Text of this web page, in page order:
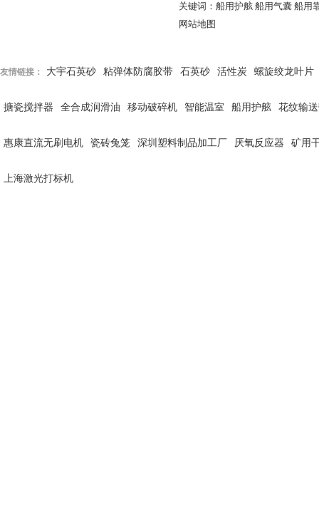
关键词：船用护舷 船用气囊 船用
网站地图
友情链接： 大宇石英砂 粘弹体防腐胶带 石英砂 活性炭 螺旋绞龙叶片
搪瓷搅拌器 全合成润滑油 移动破碎机 智能温室 船用护舷 花纹输
惠康直流无刷电机 瓷砖兔笼 深圳塑料制品加工厂 厌氧反应器 矿用
上海激光打标机